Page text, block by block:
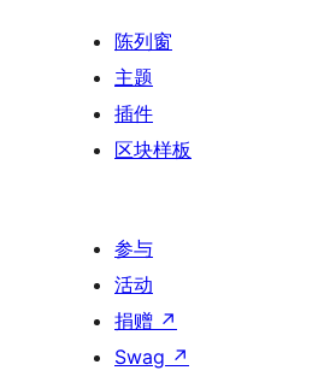
陈列窗
主题
插件
区块样板
参与
活动
捐赠 ↗
Swag ↗